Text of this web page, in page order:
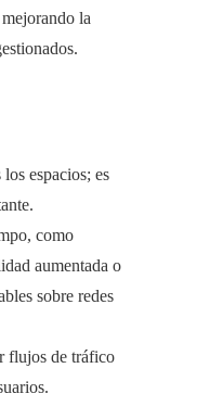
la
espacios; es
como
aumentada o
sobre redes
flujos de tráfico